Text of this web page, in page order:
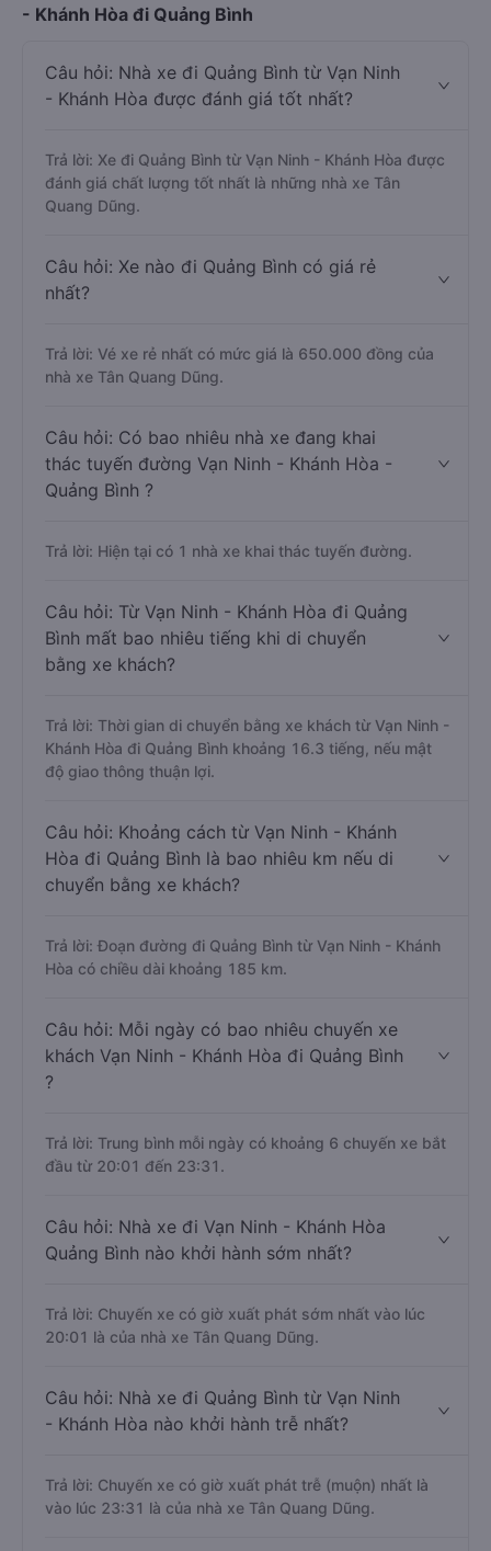
- Khánh Hòa đi Quảng Bình
Câu hỏi: Nhà xe đi Quảng Bình từ Vạn Ninh
- Khánh Hòa được đánh giá tốt nhất?
Trả lời: Xe đi Quảng Bình từ Vạn Ninh - Khánh Hòa được
đánh giá chất lượng tốt nhất là những nhà xe Tân
Quang Dũng.
Câu hỏi: Xe nào đi Quảng Bình có giá rẻ
nhất?
Trả lời: Vé xe rẻ nhất có mức giá là 650.000 đồng của
nhà xe Tân Quang Dũng.
Câu hỏi: Có bao nhiêu nhà xe đang khai
thác tuyến đường Vạn Ninh - Khánh Hòa -
Quảng Bình ?
Trả lời: Hiện tại có 1 nhà xe khai thác tuyến đường.
Câu hỏi: Từ Vạn Ninh - Khánh Hòa đi Quảng
Bình mất bao nhiêu tiếng khi di chuyển
bằng xe khách?
Trả lời: Thời gian di chuyển bằng xe khách từ Vạn Ninh -
Khánh Hòa đi Quảng Bình khoảng 16.3 tiếng, nếu mật
độ giao thông thuận lợi.
Câu hỏi: Khoảng cách từ Vạn Ninh - Khánh
Hòa đi Quảng Bình là bao nhiêu km nếu di
chuyển bằng xe khách?
Trả lời: Đoạn đường đi Quảng Bình từ Vạn Ninh - Khánh
Hòa có chiều dài khoảng 185 km.
Câu hỏi: Mỗi ngày có bao nhiêu chuyến xe
khách Vạn Ninh - Khánh Hòa đi Quảng Bình
?
Trả lời: Trung bình mỗi ngày có khoảng 6 chuyến xe bắt
đầu từ 20:01 đến 23:31.
Câu hỏi: Nhà xe đi Vạn Ninh - Khánh Hòa
Quảng Bình nào khởi hành sớm nhất?
Trả lời: Chuyến xe có giờ xuất phát sớm nhất vào lúc
20:01 là của nhà xe Tân Quang Dũng.
Câu hỏi: Nhà xe đi Quảng Bình từ Vạn Ninh
- Khánh Hòa nào khởi hành trễ nhất?
Trả lời: Chuyến xe có giờ xuất phát trễ (muộn) nhất là
vào lúc 23:31 là của nhà xe Tân Quang Dũng.